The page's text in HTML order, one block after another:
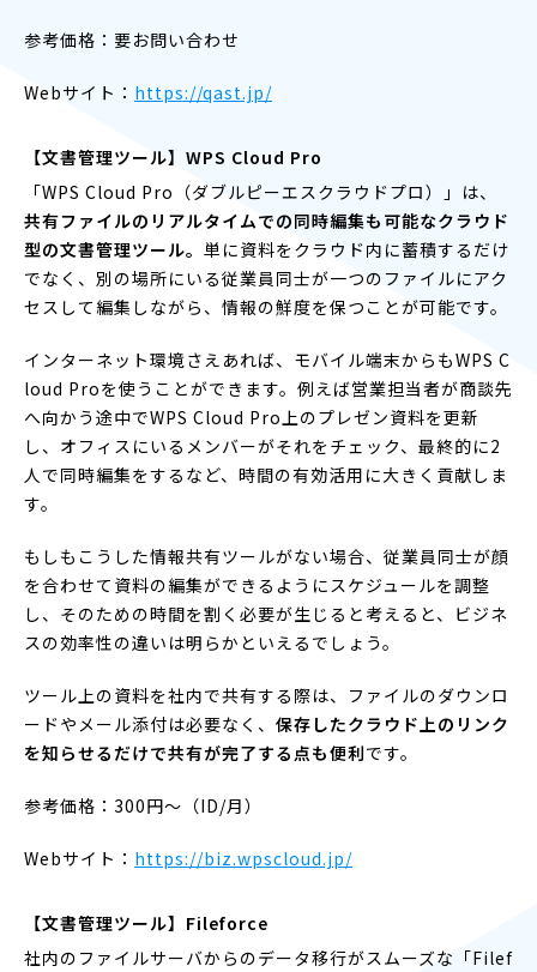
参考価格：要お問い合わせ
Webサイト： https://qast.jp/
【文書管理ツール】WPS Cloud Pro
「WPS Cloud Pro（ダブルピーエスクラウドプロ）」は、
共有ファイルのリアルタイムでの同時編集も可能なクラウド
型の文書管理ツール。 単に資料をクラウド内に蓄積するだけ
でなく、別の場所にいる従業員同士が一つのファイルにアク
セスして編集しながら、情報の鮮度を保つことが可能です。
インターネット環境さえあれば、モバイル端末からもWPS C
loud Proを使うことができます。例えば営業担当者が商談先
へ向かう途中でWPS Cloud Pro上のプレゼン資料を更新
し、オフィスにいるメンバーがそれをチェック、最終的に2
人で同時編集をするなど、時間の有効活用に大きく貢献しま
す。
もしもこうした情報共有ツールがない場合、従業員同士が顔
を合わせて資料の編集ができるようにスケジュールを調整
し、そのための時間を割く必要が生じると考えると、ビジネ
スの効率性の違いは明らかといえるでしょう。
ツール上の資料を社内で共有する際は、ファイルのダウンロ
ードやメール添付は必要なく、 保存したクラウド上のリンク
を知らせるだけで共有が完了する点も便利です。
参考価格：300円〜（ID/月）
Webサイト： https://biz.wpscloud.jp/
【文書管理ツール】Fileforce
社内のファイルサーバからのデータ移行がスムーズな「Filef